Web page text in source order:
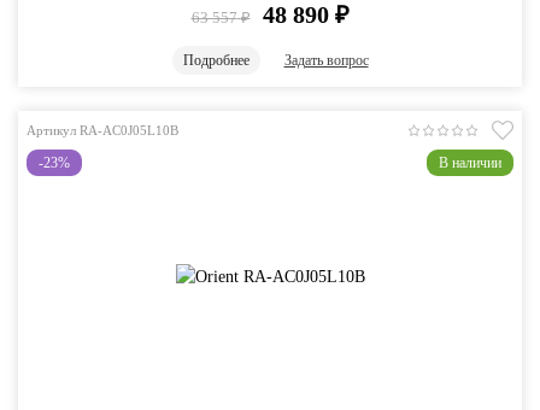
63 557 ₽ 48 890 ₽
Подробнее Задать вопрос
Артикул RA-AC0J05L10B
-23% В наличии